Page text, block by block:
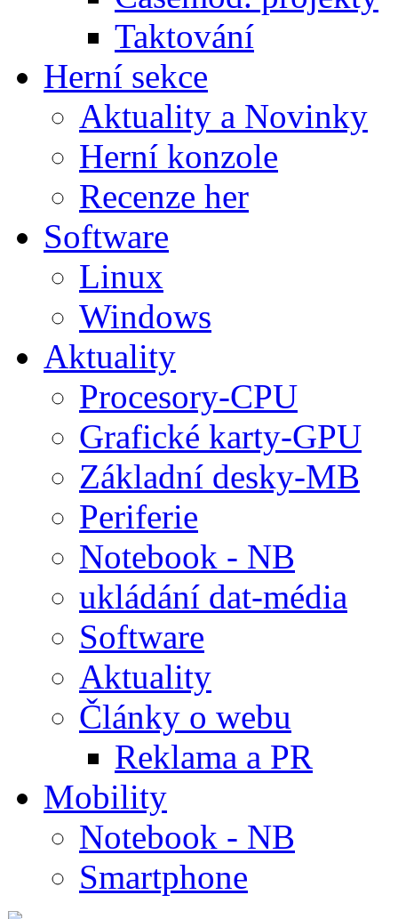
Taktování
Herní sekce
Aktuality a Novinky
Herní konzole
Recenze her
Software
Linux
Windows
Aktuality
Procesory-CPU
Grafické karty-GPU
Základní desky-MB
Periferie
Notebook - NB
ukládání dat-média
Software
Aktuality
Články o webu
Reklama a PR
Mobility
Notebook - NB
Smartphone